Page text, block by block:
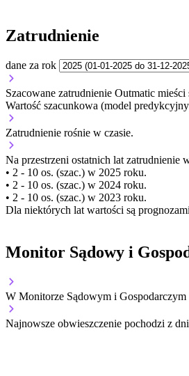
Zatrudnienie
dane za rok
Szacowane zatrudnienie Outmatic
Wartość szacunkowa (model
Zatrudnienie rośnie w czasie.
Na przestrzeni ostatnich lat zatrudnienie
• 2 - 10 os. (szac.) w 2025 roku.
• 2 - 10 os. (szac.) w 2024 roku.
• 2 - 10 os. (szac.) w 2023 roku.
Dla niektórych lat wartości są
Monitor Sądowy i
W Monitorze Sądowym i
Najnowsze obwieszczenie pochodzi z